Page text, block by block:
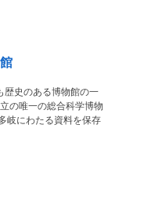
歴史のある博物館の一
の唯一の総合科学博物
岐にわたる資料を保存